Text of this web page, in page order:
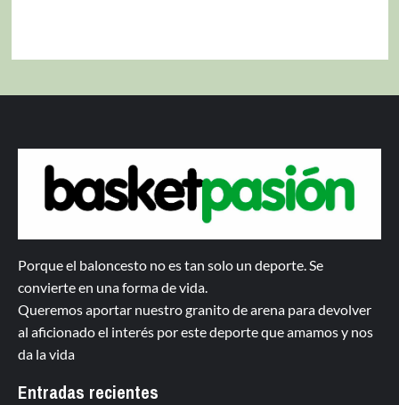
Porque el baloncesto no es tan solo un deporte. Se
convierte en una forma de vida.
Queremos aportar nuestro granito de arena para devolver
al aficionado el interés por este deporte que amamos y nos
da la vida
Entradas recientes